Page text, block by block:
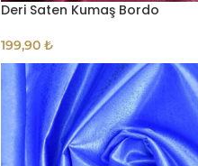
Deri Saten Kumaş Bordo
199,90 ₺